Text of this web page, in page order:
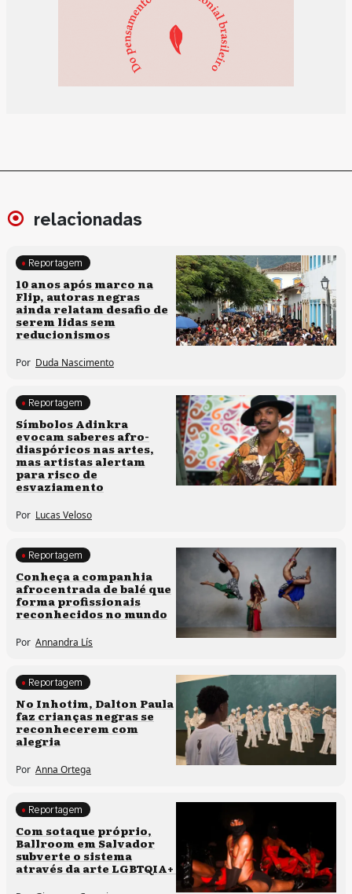
relacionadas
Processos artísticos
Reportagem
10 anos após marco na
Flip, autoras negras
ainda relatam desafio de
serem lidas sem
reducionismos
Por Duda Nascimento
Processos artísticos
Reportagem
Símbolos Adinkra
evocam saberes afro-
diaspóricos nas artes,
mas artistas alertam
para risco de
esvaziamento
Por Lucas Veloso
Culturas populares
Processos artísticos
Reportagem
Conheça a companhia
afrocentrada de balé que
forma profissionais
reconhecidos no mundo
Por Annandra Lís
Processos artísticos
Reportagem
No Inhotim, Dalton Paula
faz crianças negras se
reconhecerem com
alegria
Por Anna Ortega
Direitos humanos
Processos artísticos
Reportagem
Com sotaque próprio,
Ballroom em Salvador
subverte o sistema
através da arte LGBTQIA+